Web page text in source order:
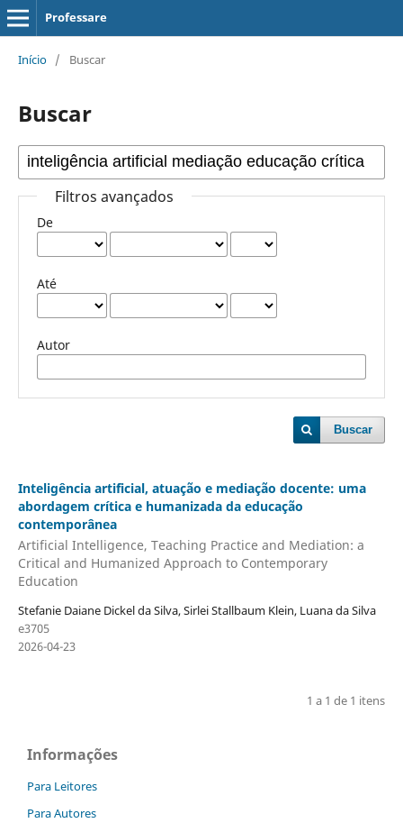
Professare
Início / Buscar
Buscar
Filtros avançados
De
Até
Autor
Buscar
Inteligência artificial, atuação e mediação docente: uma
abordagem crítica e humanizada da educação
contemporânea
Artificial Intelligence, Teaching Practice and Mediation: a
Critical and Humanized Approach to Contemporary
Education
Stefanie Daiane Dickel da Silva, Sirlei Stallbaum Klein, Luana da Silva
e3705
2026-04-23
1 a 1 de 1 itens
Informações
Para Leitores
Para Autores